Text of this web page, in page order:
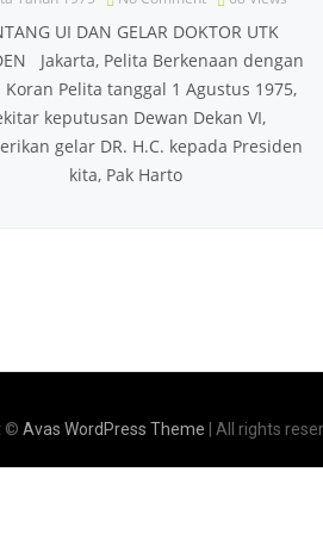
UI DAN GELAR DOKTOR UTK
Jakarta, Pelita Berkenaan dengan
Pelita tanggal 1 Agustus 1975,
keputusan Dewan Dekan VI,
gelar DR. H.C. kepada Presiden
kita, Pak Harto
© Avas WordPress Theme | All rights